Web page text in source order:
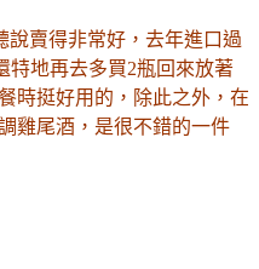
賣得非常好，去年進口過
特地再去多買2瓶回來放著
時挺好用的，除此之外，在
雞尾酒，是很不錯的一件